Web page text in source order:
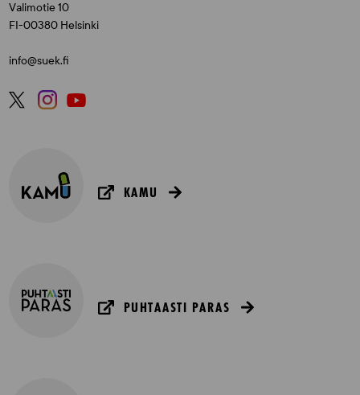
Valimotie 10
FI-00380 Helsinki
info@suek.fi
KAMU
PUHTAASTI PARAS